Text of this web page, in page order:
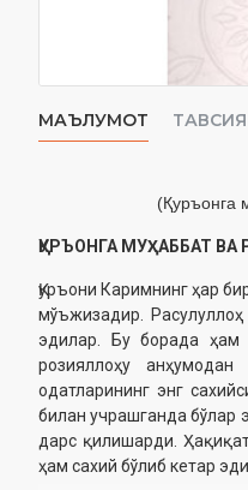
МАЪЛУМОТ ТАВСИЯ
(Қуръонга
ҚУРЪОНГА МУҲАББАТ
Қуръони Каримнинг ҳар
мўъжизадир.
эдилар. Бу борада ҳам
розияллоҳу
одатларининг энг
билан учрашганда бўлар
дарс қилишарди.
ҳам сахий бўлиб кетар